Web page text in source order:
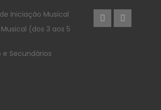
Iniciação Musical
(dos 3 aos 5
e Secundários